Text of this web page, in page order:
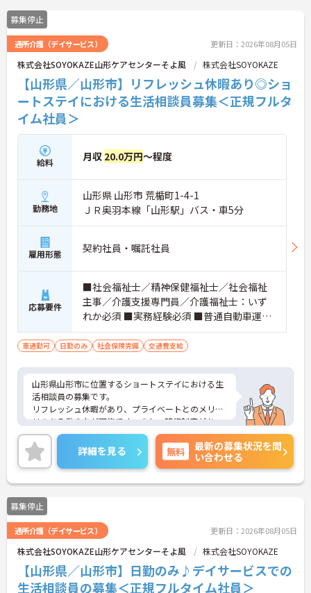
募集停止
通所介護（デイサービス） 更新日：2026年08月05日
株式会社SOYOKAZE山形ケアセンターそよ風 株式会社SOYOKAZE
【山形県／山形市】リフレッシュ休暇あり◎ショ
ートステイにおける生活相談員募集＜正規フルタ
イム社員＞
給料 月収 20.0万円～程度
勤務地
山形県 山形市 荒楯町1-4-1
ＪＲ奥羽本線「山形駅」バス・車5分
雇用形態 契約社員・嘱託社員
応募要件
■社会福祉士／精神保健福祉士／社会福祉
主事／介護支援専門員／介護福祉士：いず
れか必須 ■実務経験必須 ■普通自動車運転
免許：必須
車通勤可 日勤のみ 社会保険完備 交通費支給
山形県山形市に位置するショートステイにおける生
活相談員の募集です。
リフレッシュ休暇があり、プライベートとのメリハ
リのある働き方が可能です。また、研修制度があ
り、働きながらスキルアップが目指せる環境です。
ご興味のある方には、面接対策ポイントなど、さら
に詳細をご案内しますのでお気軽にご相談くださ
い！
詳細を見る 無料
最新の募集状況を問
い合わせる
募集停止
通所介護（デイサービス） 更新日：2026年08月05日
株式会社SOYOKAZE山形ケアセンターそよ風 株式会社SOYOKAZE
【山形県／山形市】日勤のみ♪デイサービスでの
生活相談員の募集＜正規フルタイム社員＞